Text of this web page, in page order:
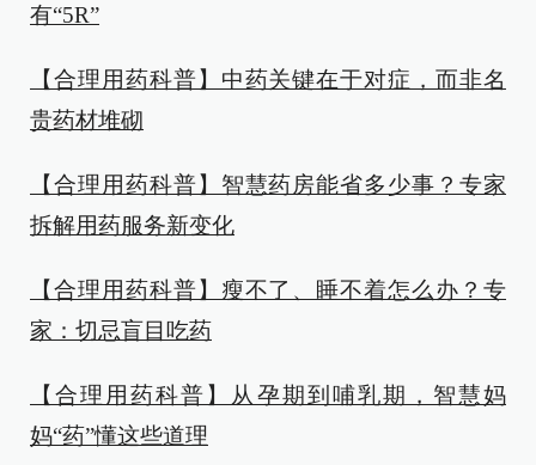
有“5R”
【合理用药科普】中药关键在于对症，而非名
贵药材堆砌
【合理用药科普】智慧药房能省多少事？专家
拆解用药服务新变化
【合理用药科普】瘦不了、睡不着怎么办？专
家：切忌盲目吃药
【合理用药科普】从孕期到哺乳期，智慧妈
妈“药”懂这些道理